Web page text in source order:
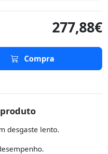
277,88€
Compra
desgaste lento.